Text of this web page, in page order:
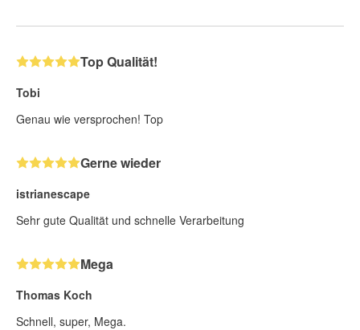
Top Qualität!
Tobi
Genau wie versprochen! Top
Gerne wieder
istrianescape
Sehr gute Qualität und schnelle Verarbeitung
Mega
Thomas Koch
Schnell, super, Mega.